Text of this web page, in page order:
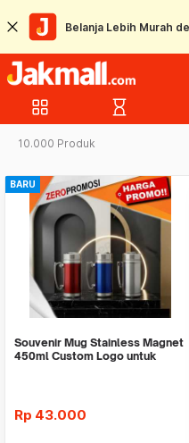
Belanja Lebih Murah
grid_view hourglass_empty
10.000 Produk
BARU
Souvenir Mug Stainless Magnet
450ml Custom Logo untuk
Rp 43.000